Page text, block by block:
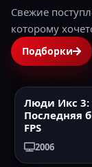
Свежие
которому
Подборки
2009 60FPS
Люди Икс 4:
Росомаха 60
2009